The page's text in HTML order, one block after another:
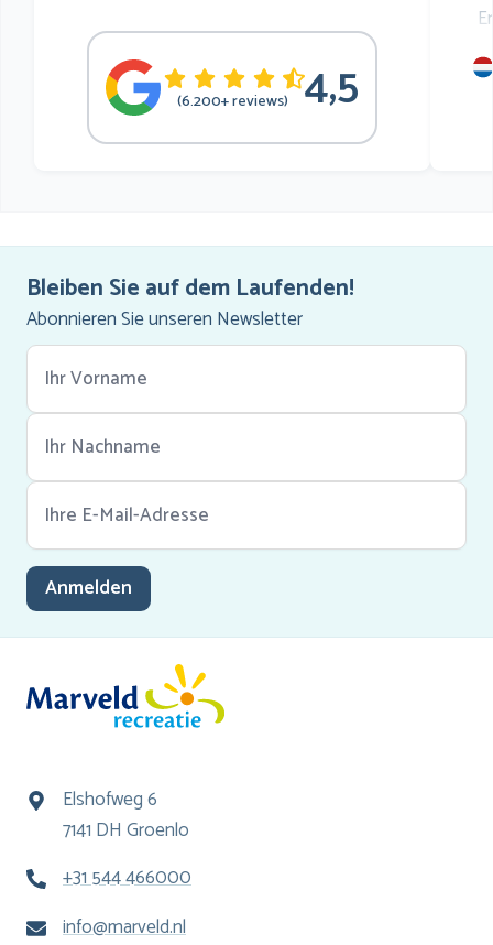
(6.200+ reviews) 4,5
Bleiben Sie auf dem Laufenden!
Abonnieren Sie unseren Newsletter
Anmelden
Elshofweg 6
7141 DH Groenlo
+31 544 466000
info@marveld.nl